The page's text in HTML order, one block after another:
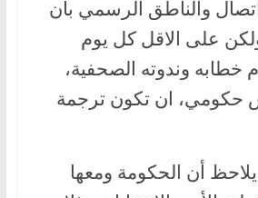
اتصال والناطق الرسمي بأن
ولكن على الاقل كل يوم
وندوته الصحفية،
ان تكون ترجمة
أن الحكومة ومعها